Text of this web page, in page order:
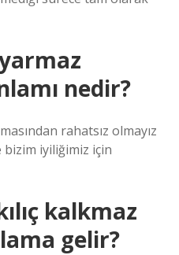
nedir?
rahatsız olmayız
iyiliğimiz için
kalkmaz
gelir?